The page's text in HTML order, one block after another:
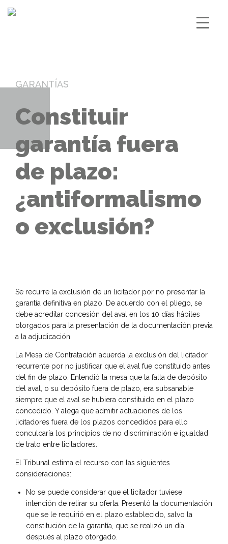
GARANTÍAS
Constituir
garantía fuera
de plazo:
¿antiformalismo
o exclusión?
Se recurre la exclusión de un licitador por no presentar la
garantía definitiva en plazo. De acuerdo con el pliego, se
debe acreditar concesión del aval en los 10 días hábiles
otorgados para la presentación de la documentación previa
a la adjudicación.
La Mesa de Contratación acuerda la exclusión del licitador
recurrente por no justificar que el aval fue constituido antes
del fin de plazo. Entendió la mesa que la falta de depósito
del aval, o su depósito fuera de plazo, era subsanable
siempre que el aval se hubiera constituido en el plazo
concedido. Y alega que admitir actuaciones de los
licitadores fuera de los plazos concedidos para ello
conculcaría los principios de no discriminación e igualdad
de trato entre licitadores.
El Tribunal estima el recurso con las siguientes
consideraciones:
No se puede considerar que el licitador tuviese
intención de retirar su oferta. Presentó la documentación
que se le requirió en el plazo establecido, salvo la
constitución de la garantía, que se realizó un día
después al plazo otorgado.